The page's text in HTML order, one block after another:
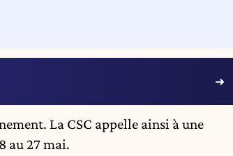
La CSC appelle ainsi à une
au 27 mai.